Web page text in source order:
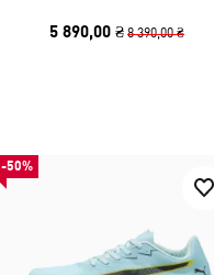
5 890,00 ₴ 8 390,00 ₴
-50%